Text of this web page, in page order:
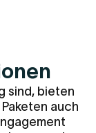
sind, bieten
auch